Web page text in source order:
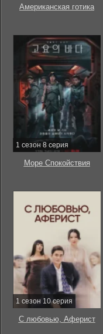
Американская готика
1 сезон 8 серия
Море Спокойствия
1 сезон 10 серия
С любовью, Аферист